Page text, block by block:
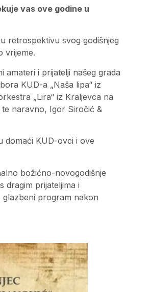
vas ove godine u
retrospektivu svog godišnjeg
vrijeme.
amateri i prijatelji našeg grada
KUD-a „Naša lipa“ iz
„Lira“ iz Kraljevca na
naravno, Igor Siročić &
domaći KUD-ovci i ove
božićno-novogodišnje
dragim prijateljima i
glazbeni program nakon